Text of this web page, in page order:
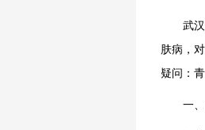
武汉
肤病，
疑问：
一、